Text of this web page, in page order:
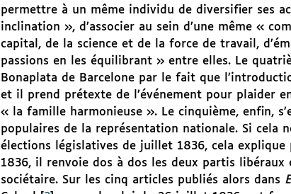
permettre à un même individu de diversifier ses
inclination », d’associer au sein d’une même «
capital, de la science et de la force de travail,
passions en les équilibrant » entre elles. Le
Bonaplata de Barcelone par le fait que
et il prend prétexte de l’événement pour plaider
« la famille harmonieuse ». Le cinquième, enfin,
populaires de la représentation nationale. Si cela
élections législatives de juillet 1836, cela
1836, il renvoie dos à dos les deux partis
sociétaire. Sur les cinq articles publiés alors dans